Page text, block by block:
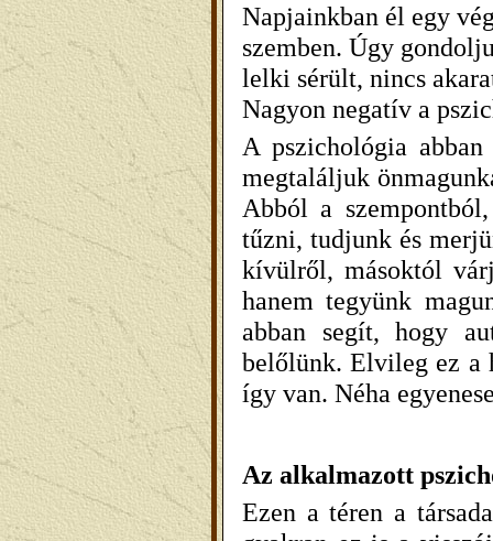
Napjainkban él egy
szemben. Úgy
lelki sérült, nincs
Nagyon negatív a
A pszichológia
megtaláljuk
Abból a
tűzni, tudjunk és
kívülről, másoktól
hanem tegyünk
abban segít, hogy
belőlünk. Elvileg ez a
így van. Néha
Az alkalmazott
Ezen a téren a